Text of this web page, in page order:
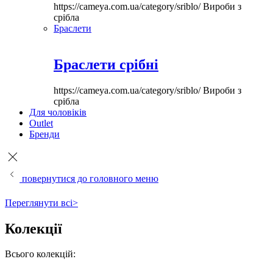
https://cameya.com.ua/category/sriblo/Вироби з
срібла
Браслети
Браслети срібні
https://cameya.com.ua/category/sriblo/Вироби з
срібла
Для чоловіків
Outlet
Бренди
повернутися до головного меню
Переглянути всі>
Колекції
Всього колекцій: